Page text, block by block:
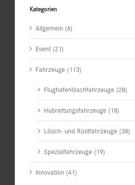
Kategorien
Allgemein (6)
Event (21)
Fahrzeuge (113)
Flughafenlöschfahrzeuge (28)
Hubrettungsfahrzeuge (18)
Lösch- und Rüstfahrzeuge (38)
Spezialfahrzeuge (19)
Innovation (41)